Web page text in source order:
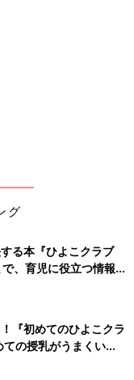
メリカのある論文で
睡眠時間や食事時間
あるのではないかと
と言葉が遅れる
をしながらテレビを
言語の発達にまった
だけでなく、インタ
フォン等についても
かたの関わり方・使
な範囲でコントロー
グ
る本『ひよこクラブ
、育児に役立つ情報が
『初めてのひよこクラ
の授乳がうまくい
夏のトラブル 解決テ